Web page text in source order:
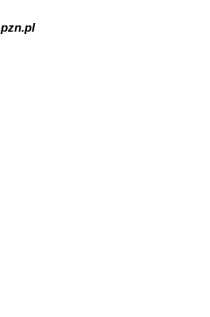
pzn.pl